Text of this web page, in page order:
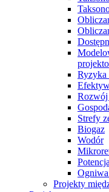
Ryzyka
Rozwój
Strefy
Biogaz
Wodór
Projekty